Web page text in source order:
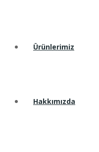
Ürünlerimiz
Hakkımızda